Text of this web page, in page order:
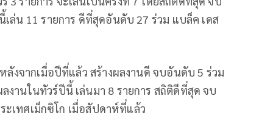
น 11 รายการ ดีที่สุดอันดับ 27 ร่วม แบล็ค เดส
งจากเมื่อปีที่แล้ว สร้างผลงานดี จบอันดับ 5 ร่วม
านในทัวร์ปีนี้ เล่นมา 8 รายการ สถิติดีที่สุด จบ
ะเทศเม็กซิโก เมื่อสัปดาห์ที่แล้ว